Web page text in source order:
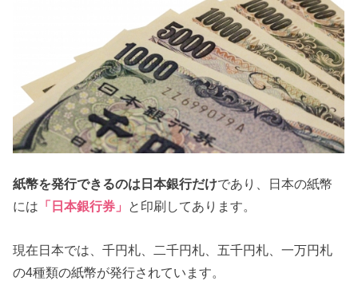
紙幣を発行できるのは日本銀行だけであり、日本の紙幣
には 「日本銀行券」 と印刷してあります。
現在日本では、千円札、二千円札、五千円札、一万円札
の4種類の紙幣が発行されています。